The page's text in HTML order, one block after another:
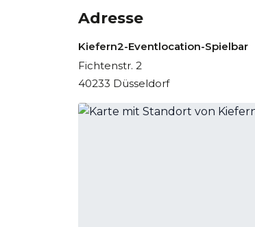
Adresse
Kiefern2-Eventlocation-Spielbar
Fichtenstr. 2
40233 Düsseldorf